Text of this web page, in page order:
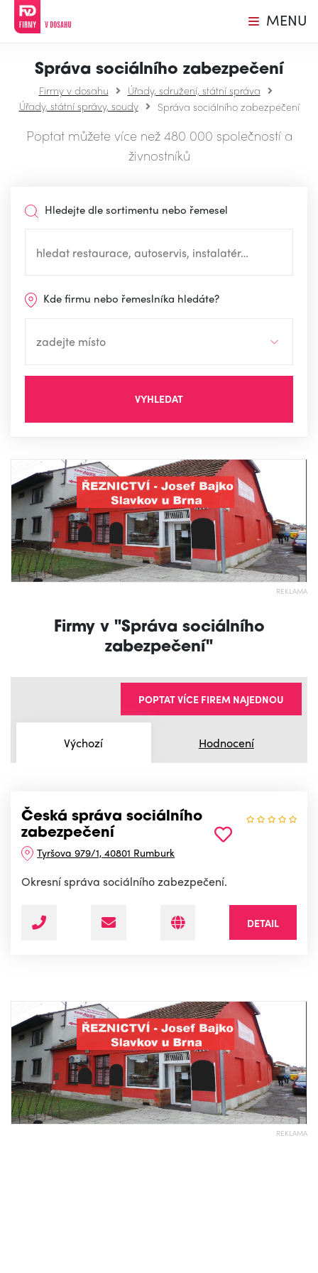
MENU
Správa sociálního zabezpečení
Firmy v dosahu
Úřady, sdružení, státní správa
Úřady, státní správy, soudy
Správa sociálního zabezpečení
Poptat můžete více než 480 000 společností a
živnostníků
Hledejte dle sortimentu nebo řemesel
Kde firmu nebo řemeslníka hledáte?
VYHLEDAT
REKLAMA
Firmy v "Správa sociálního
zabezpečení"
Výchozí Hodnocení
POPTAT VÍCE FIREM NAJEDNOU
Česká správa sociálního
zabezpečení
Tyršova 979/1, 40801 Rumburk
Okresní správa sociálního zabezpečení.
DETAIL
REKLAMA